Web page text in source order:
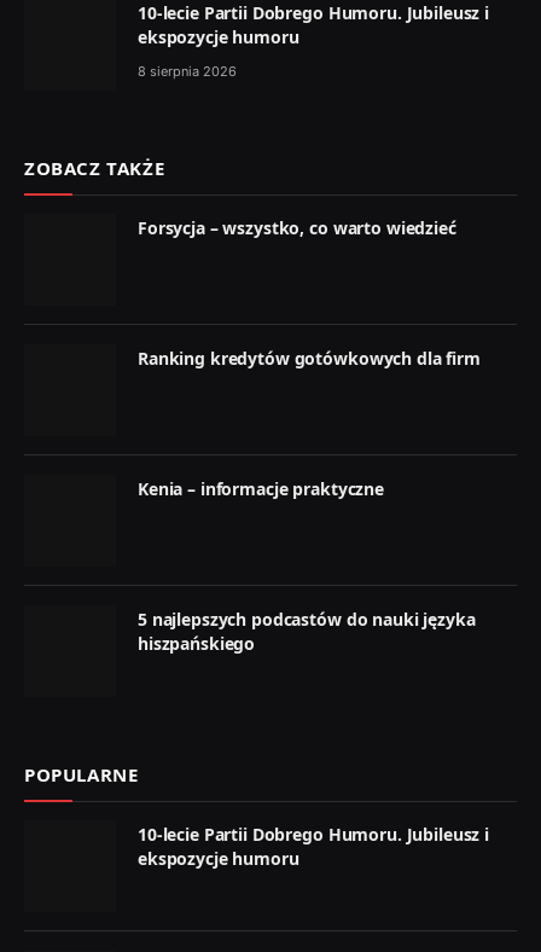
10-lecie Partii Dobrego Humoru. Jubileusz i
ekspozycje humoru
8 sierpnia 2026
ZOBACZ TAKŻE
Forsycja – wszystko, co warto wiedzieć
Ranking kredytów gotówkowych dla firm
Kenia – informacje praktyczne
5 najlepszych podcastów do nauki języka
hiszpańskiego
POPULARNE
10-lecie Partii Dobrego Humoru. Jubileusz i
ekspozycje humoru